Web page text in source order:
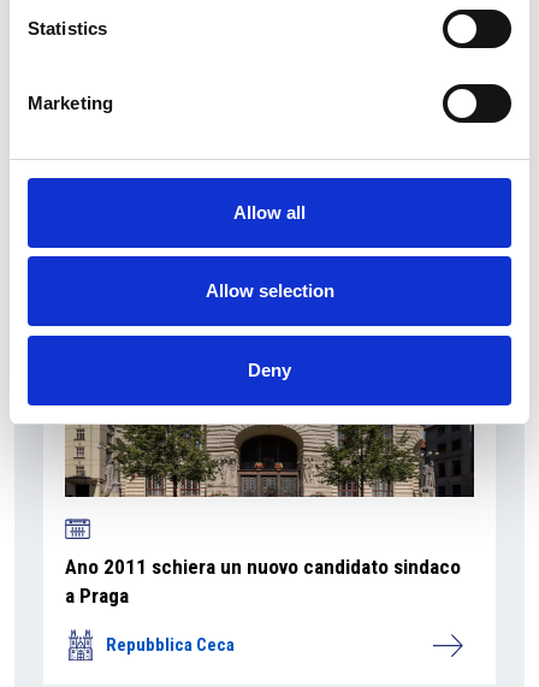
Statistics
Marketing
Allow all
Allow selection
Deny
5 Agosto 2026
dinamica
Ano 2011 schiera un nuovo candidato sindaco
a Praga
Repubblica Ceca